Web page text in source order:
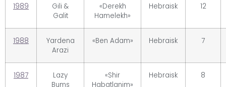
1989
Gili &
Galit
«Derekh
Hamelekh»
Hebraisk 12
1988
Yardena
Arazi
«Ben Adam» Hebraisk 7
1987
Lazy
Bums
«Shir
Habatlanim»
Hebraisk 8